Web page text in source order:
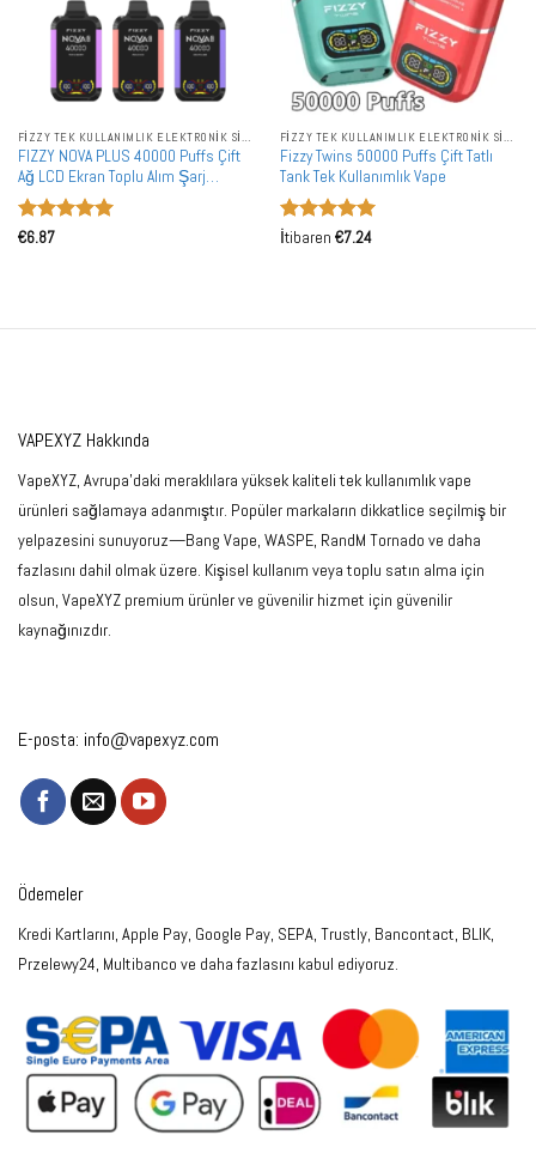
FIZZY TEK KULLANIMLIK ELEKTRONIK SIGARALAR
FIZZY NOVA PLUS 40000 Puffs Çift
Ağ LCD Ekran Toplu Alım Şarj
Edilebilir Tek Kullanımlık Vape
Toptan Satış
5 üzerinden
€6.87
FIZZY TEK KULLANIMLIK ELEKTRONIK SIGARALAR
Fizzy Twins 50000 Puffs Çift Tatlı
Tank Tek Kullanımlık Vape
5 üzerinden
İtibaren €7.24
VAPEXYZ Hakkında
VapeXYZ, Avrupa'daki meraklılara yüksek kaliteli tek kullanımlık vape
ürünleri sağlamaya adanmıştır. Popüler markaların dikkatlice seçilmiş bir
yelpazesini sunuyoruz—Bang Vape, WASPE, RandM Tornado ve daha
fazlasını dahil olmak üzere. Kişisel kullanım veya toplu satın alma için
olsun, VapeXYZ premium ürünler ve güvenilir hizmet için güvenilir
kaynağınızdır.
E-posta: info@vapexyz.com
Ödemeler
Kredi Kartlarını, Apple Pay, Google Pay, SEPA, Trustly, Bancontact, BLIK,
Przelewy24, Multibanco ve daha fazlasını kabul ediyoruz.